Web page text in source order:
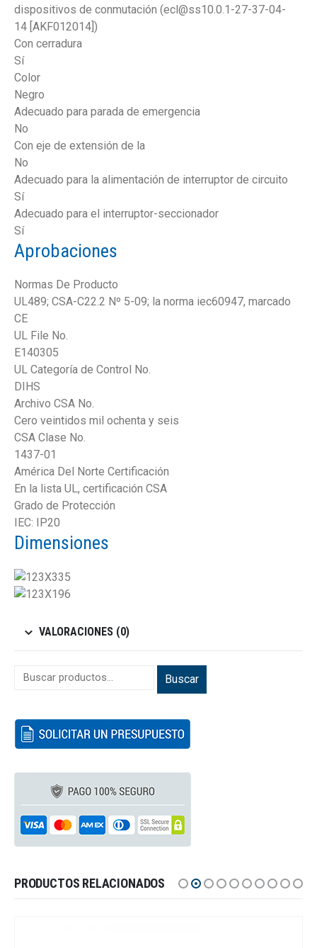
dispositivos de conmutación (ecl@ss10.0.1-27-37-04-
14 [AKF012014])
Con cerradura
Sí
Color
Negro
Adecuado para parada de emergencia
No
Con eje de extensión de la
No
Adecuado para la alimentación de interruptor de circuito
Sí
Adecuado para el interruptor-seccionador
Sí
Aprobaciones
Normas De Producto
UL489; CSA-C22.2 Nº 5-09; la norma iec60947, marcado
CE
UL File No.
E140305
UL Categoría de Control No.
DIHS
Archivo CSA No.
Cero veintidos mil ochenta y seis
CSA Clase No.
1437-01
América Del Norte Certificación
En la lista UL, certificación CSA
Grado de Protección
IEC: IP20
Dimensiones
VALORACIONES (0)
Buscar
PRODUCTOS RELACIONADOS